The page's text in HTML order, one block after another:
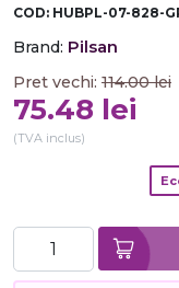
COD: HUBPL-07-828-
Brand: Pilsan
Pret vechi: 114.00 lei
75.48 lei
(TVA inclus)